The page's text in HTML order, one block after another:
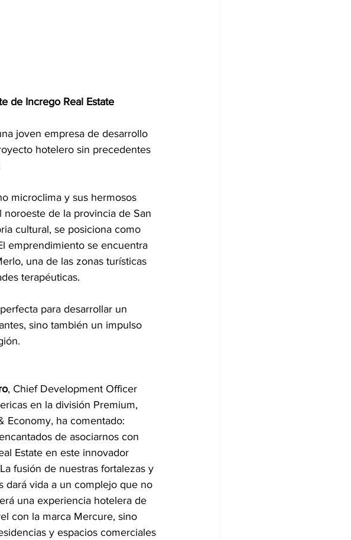
de Incrego Real Estate
joven empresa de desarrollo
hotelero sin precedentes
microclima y sus hermosos
noroeste de la provincia de San
cultural, se posiciona como
emprendimiento se encuentra
una de las zonas turísticas
terapéuticas.
para desarrollar un
sino también un impulso
, Chief Development Officer
en la división Premium,
Economy, ha comentado:
de asociarnos con
Estate en este innovador
fusión de nuestras fortalezas y
dará vida a un complejo que no
una experiencia hotelera de
con la marca Mercure, sino
y espacios comerciales